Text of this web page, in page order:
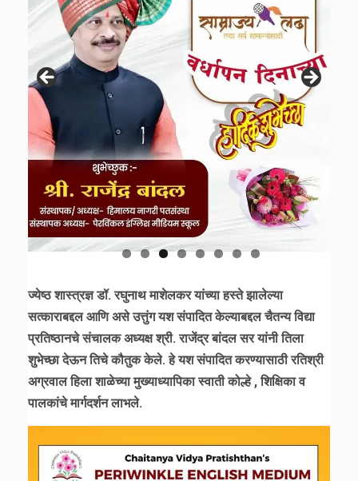
ज्येष्ठ शास्त्रज्ञ डॉ. रघुनाथ माशेलकर यांच्या हस्ते झालेल्या
सत्काराबद्दल आणि असे उत्तुंग यश संपादित केल्याबद्दल चैतन्य विद्या
प्रतिष्ठानचे संचालक अध्यक्ष श्री. राजेंद्र बांदल सर यांनी तिला
शुभेच्छा देऊन तिचे कौतुक केले. हे यश संपादित करण्यासाठी रतिश्री
अग्रवाल हिला शाळेच्या मुख्याध्यापिका स्वाती कोल्हे , शिक्षिका व
पालकांचे मार्गदर्शन लाभले.